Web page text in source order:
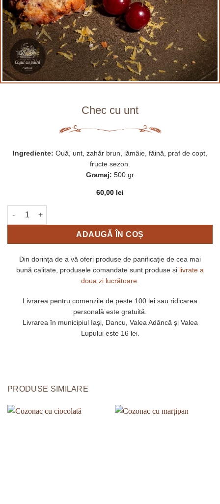
Chec cu unt
Ingrediente: Ouă, unt, zahăr brun, lămâie, făină, praf de copt,
fructe sezon.
Gramaj: 500 gr
60,00 lei
Cantitate Chec cu unt
ADAUGĂ ÎN COȘ
Din dorința de a vă oferi produse de panificație de cea mai
bună calitate, produsele comandate sunt produse și livrate a
doua zi lucrătoare.
Livrarea pentru comenzile de peste 100 lei sau ridicarea
personală este gratuită.
Livrarea în municipiul Iași, Dancu, Valea Adâncă și Valea
Lupului este 16 lei.
PRODUSE SIMILARE